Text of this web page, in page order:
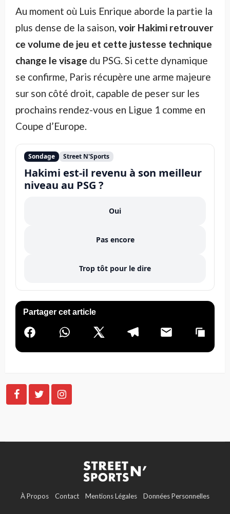
Au moment où Luis Enrique aborde la partie la
plus dense de la saison, voir Hakimi retrouver
ce volume de jeu et cette justesse technique
change le visage du PSG. Si cette dynamique
se confirme, Paris récupère une arme majeure
sur son côté droit, capable de peser sur les
prochains rendez-vous en Ligue 1 comme en
Coupe d’Europe.
Sondage Street N'Sports
Hakimi est-il revenu à son meilleur
niveau au PSG ?
Oui
Pas encore
Trop tôt pour le dire
Partager cet article
À Propos Contact Mentions Légales Données Personnelles